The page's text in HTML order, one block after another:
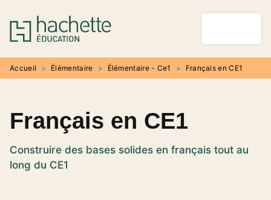
MENU RECHERCHE
PIED DE PAGE
Accueil > Élémentaire > Élémentaire - Ce1 > Français en CE1
Français en CE1
Construire des bases solides en français tout au
long du CE1